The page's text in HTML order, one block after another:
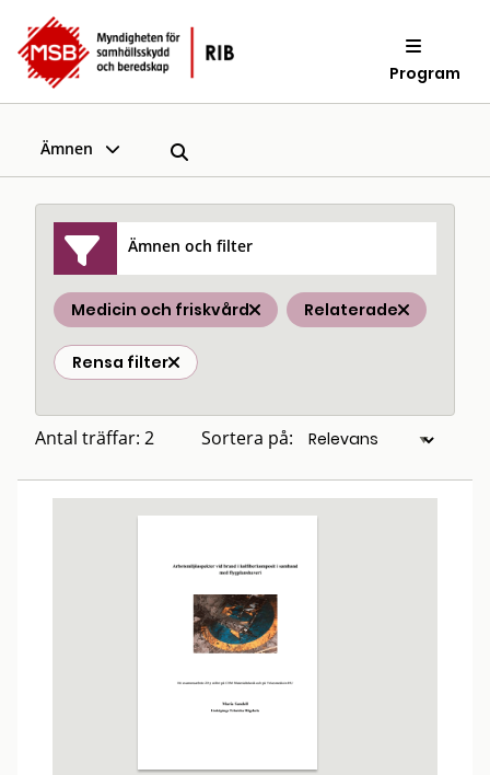
Program
Ämnen
Ämnen och filter
Medicin och friskvård Relaterade
Rensa filter
Antal träffar: 2 Sortera på: